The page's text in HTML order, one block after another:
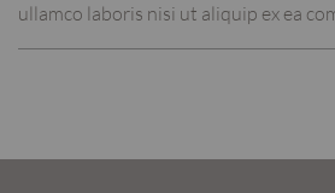
ullamco laboris nisi ut aliquip ex ea